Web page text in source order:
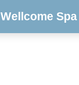
Wellcome Spa